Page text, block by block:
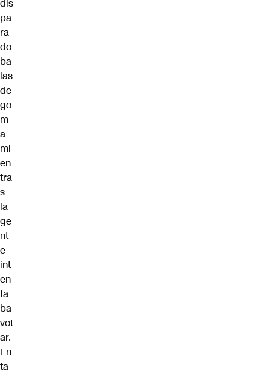
dis
pa
ra
do
ba
las
de
go
m
a
mi
en
tra
s
la
ge
nt
e
int
en
ta
ba
vot
ar.
En
ta